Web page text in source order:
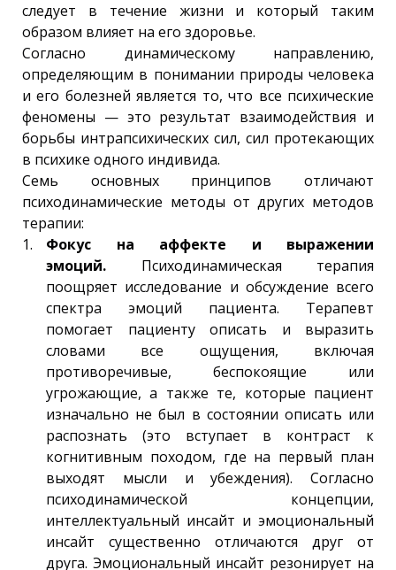
следует в течение жизни и который таким
образом влияет на его здоровье.
Согласно динамическому направлению,
определяющим в понимании природы человека
и его болезней является то, что все психические
феномены — это результат взаимодействия и
борьбы интрапсихических сил, сил протекающих
в психике одного индивида.
Семь основных принципов отличают
психодинамические методы от других методов
терапии:
Фокус на аффекте и выражении
эмоций. Психодинамическая терапия
поощряет исследование и обсуждение всего
спектра эмоций пациента. Терапевт
помогает пациенту описать и выразить
словами все ощущения, включая
противоречивые, беспокоящие или
угрожающие, а также те, которые пациент
изначально не был в состоянии описать или
распознать (это вступает в контраст к
когнитивным походом, где на первый план
выходят мысли и убеждения). Согласно
психодинамической концепции,
интеллектуальный инсайт и эмоциональный
инсайт существенно отличаются друг от
друга. Эмоциональный инсайт резонирует на